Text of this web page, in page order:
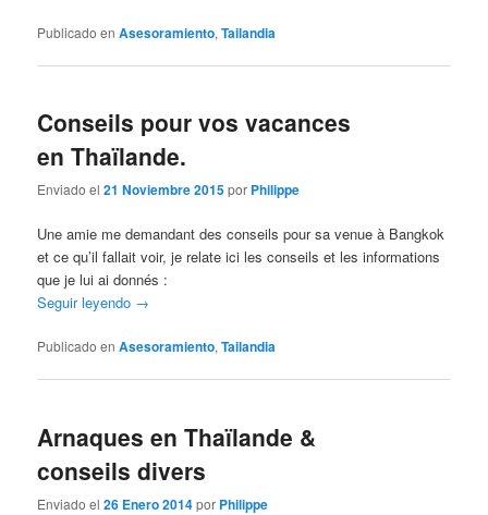
Publicado en Asesoramiento,Tailandia
Conseils pour vos vacances
en Thaïlande.
Enviado el21 Noviembre 2015por Philippe
Une amie me demandant des conseils pour sa venue à Bangkok
et ce qu’il fallait voir, je relate ici les conseils et les informations
que je lui ai donnés :
Seguir leyendo →
Publicado en Asesoramiento,Tailandia
Arnaques en Thaïlande &
conseils divers
Enviado el26 Enero 2014por Philippe